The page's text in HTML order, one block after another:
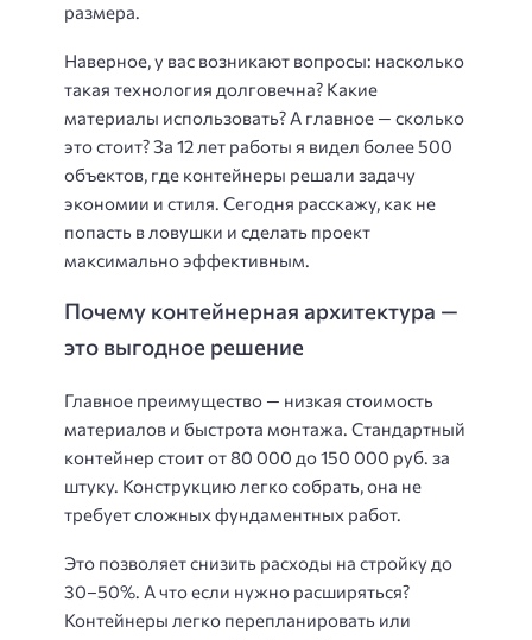
размера.
Наверное, у вас возникают вопросы: насколько
такая технология долговечна? Какие
материалы использовать? А главное — сколько
это стоит? За 12 лет работы я видел более 500
объектов, где контейнеры решали задачу
экономии и стиля. Сегодня расскажу, как не
попасть в ловушки и сделать проект
максимально эффективным.
Почему контейнерная архитектура —
это выгодное решение
Главное преимущество — низкая стоимость
материалов и быстрота монтажа. Стандартный
контейнер стоит от80 000 до 150 000 руб. за
штуку. Конструкцию легко собрать, она не
требует сложных фундаментных работ.
Это позволяет снизить расходы на стройку до
30–50%. А что если нужно расширяться?
Контейнеры легко перепланировать или